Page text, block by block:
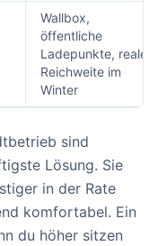
Wallbox,
öffentliche
Ladepunkte, reale
Reichweite im
Winter
sind
Lösung. Sie
in der Rate
komfortabel. Ein
du höher sitzen